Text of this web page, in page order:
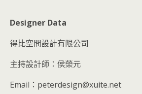
Designer Data
得比空間設計有限公司
主持設計師：侯榮元
Email：peterdesign@xuite.net